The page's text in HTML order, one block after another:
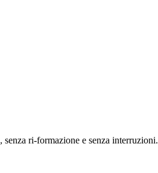
ri-formazione e senza interruzioni.